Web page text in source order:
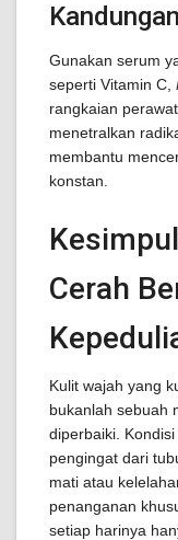
Gunakan serum
seperti Vitamin C,
rangkaian
menetralkan
membantu
konstan.
Cerah
Kulit wajah yang
bukanlah sebuah
diperbaiki.
pengingat dari
mati atau
penanganan
setiap harinya